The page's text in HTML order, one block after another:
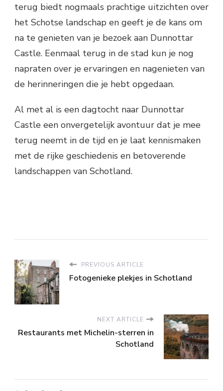
terug biedt nogmaals prachtige uitzichten over
het Schotse landschap en geeft je de kans om
na te genieten van je bezoek aan Dunnottar
Castle. Eenmaal terug in de stad kun je nog
napraten over je ervaringen en nagenieten van
de herinneringen die je hebt opgedaan.
Al met al is een dagtocht naar Dunnottar
Castle een onvergetelijk avontuur dat je mee
terug neemt in de tijd en je laat kennismaken
met de rijke geschiedenis en betoverende
landschappen van Schotland.
PREVIOUS ARTICLE
Fotogenieke plekjes in Schotland
NEXT ARTICLE
Restaurants met Michelin-sterren in
Schotland